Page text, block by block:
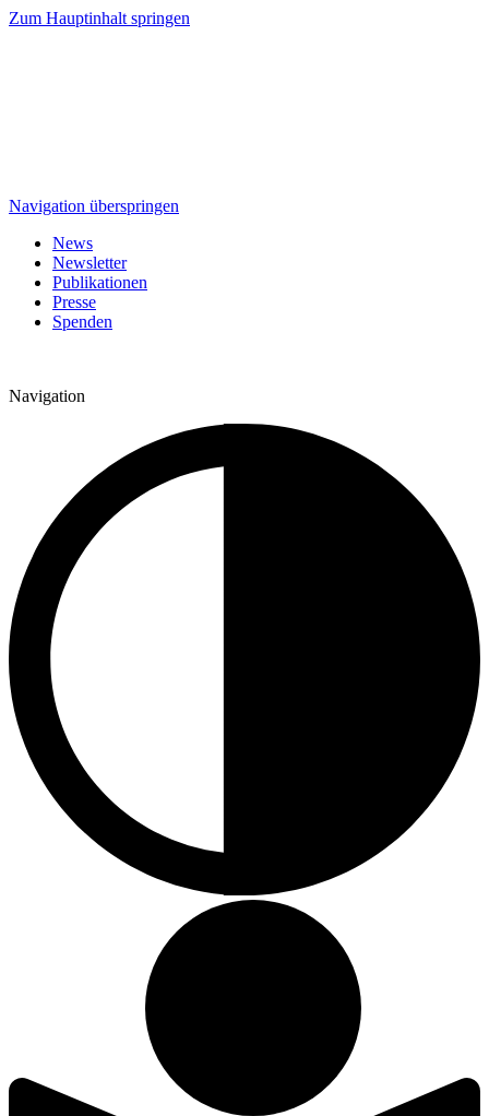
Zum Hauptinhalt springen
Navigation überspringen
News
Newsletter
Publikationen
Presse
Spenden
Navigation